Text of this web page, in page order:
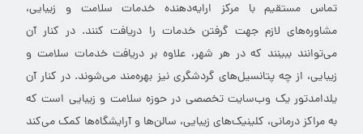
تماس مستقیم با مرکز ارایه‌دهنده خدمات سلامت و زیبایی،
مشاوره‌های لازم جهت گرفتن خدمات را دریافت کنند. در کنار آن
می‌توانند ببینند که در هر شهر، علاوه بر دریافت خدمات سلامت و
زیبایی، از چه پتانسیل‌های گردشگری نیز بهره‌مند می‌شوند. در کنار آن
یلدامدتور یک وب‌سایت تخصصی در حوزه سلامت و زیبایی است که
به مراکز درمانی، کلینیک‌های زیبایی، سالن‌ها و آرایشگاه‌ها کمک می‌کند